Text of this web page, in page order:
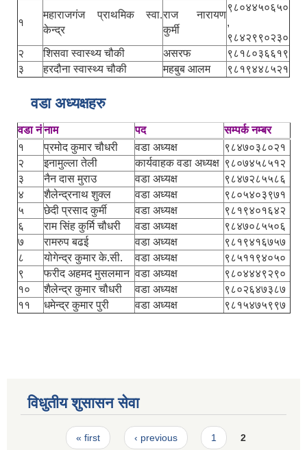
१
महाराजगंज प्राथमिक स्वा.
केन्द्र
राज नारायण
कुर्मी
९८०४४५०६५०
,
९८४२९९०२३०
२
शिसवा स्वास्थ्य चौकी असरफ
९८१८०३६६१९
३
हरदौना स्वास्थ्य चौकी महबुब आलम ९८१९४४८५२१
वडा अध्यक्षहरु
वडा नंनाम पद
सम्पर्क नम्बर
१
प्रमोद कुमार चौधरी वडा अध्यक्ष
९८४७०३८०२१
२
इनामुल्ला तेली कार्यवाहक वडा अध्यक्ष ९८०७४५८५१२
३
नैन दास मुराउ वडा अध्यक्ष
९८४७२८५५८६
४
शैलेन्द्रनाथ शुक्ल वडा अध्यक्ष
९८०५४०३९७१
५
छेदी प्रसाद कुर्मी वडा अध्यक्ष
९८१९४०१६४२
६
राम सिंह कुर्मि चौधरी वडा अध्यक्ष
९८४७०८५५०६
७
रामरुप बढई वडा अध्यक्ष
९८१९४१६७५७
८
योगेन्द्र कुमार के.सी. वडा अध्यक्ष
९८५११९४०५०
९
फरीद अहमद मुसलमान वडा अध्यक्ष
९८०४४४९२९०
१०
शैलेन्द्र कुमार चौधरी वडा अध्यक्ष
९८०२६४७३८७
११
धमेन्द्र कुमार पुरी वडा अध्यक्ष ९८१५४७५९९७
विधुतीय शुसासन सेवा
Pages« first ‹ previous 1 2